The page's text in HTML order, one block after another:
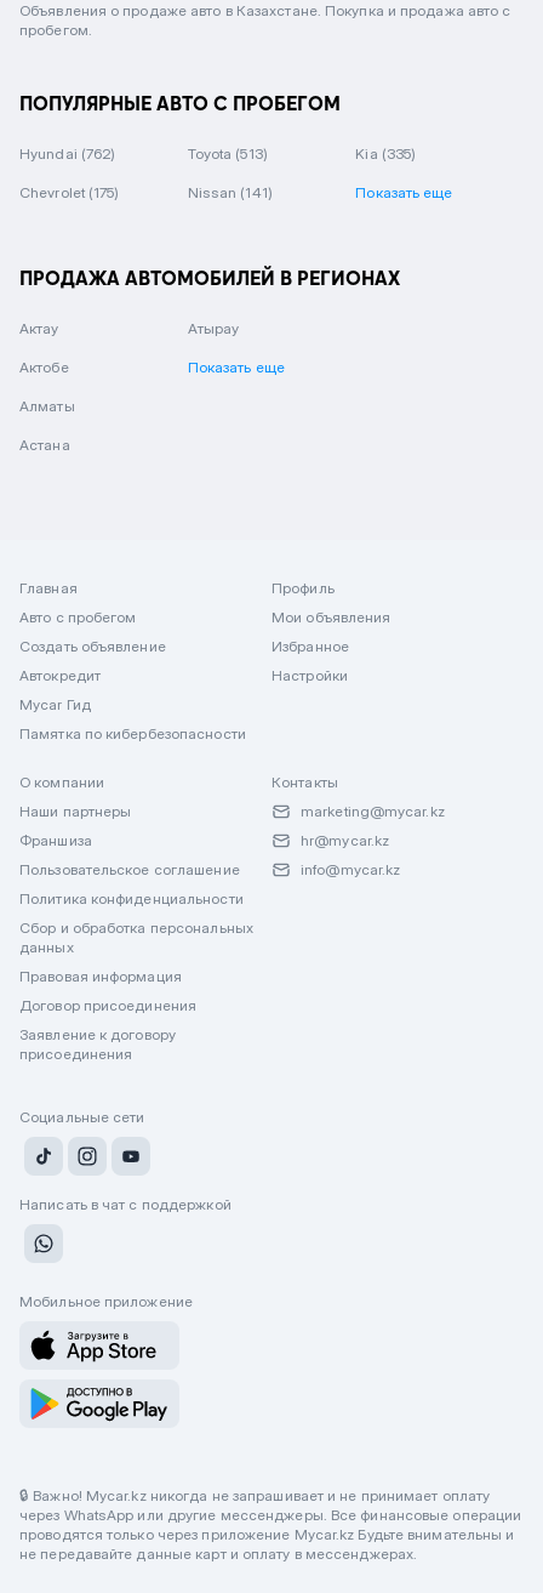
Объявления о продаже авто в Казахстане. Покупка и продажа авто с
пробегом.
ПОПУЛЯРНЫЕ АВТО С ПРОБЕГОМ
Hyundai (762) Toyota (513) Kia (335)
Chevrolet (175) Nissan (141) Показать еще
ПРОДАЖА АВТОМОБИЛЕЙ В РЕГИОНАХ
Актау
Актобе
Алматы
Астана
Атырау
Показать еще
Главная
Авто с пробегом
Создать объявление
Автокредит
Mycar Гид
Памятка по кибербезопасности
Профиль
Мои объявления
Избранное
Настройки
О компании
Наши партнеры
Франшиза
Пользовательское соглашение
Политика конфиденциальности
Сбор и обработка персональных
данных
Правовая информация
Договор присоединения
Заявление к договору
присоединения
Контакты
marketing@mycar.kz
hr@mycar.kz
info@mycar.kz
Социальные сети
Написать в чат с поддержкой
Мобильное приложение
🔒 Важно! Mycar.kz никогда не запрашивает и не принимает оплату
через WhatsApp или другие мессенджеры. Все финансовые операции
проводятся только через приложение Mycar.kz Будьте внимательны и
не передавайте данные карт и оплату в мессенджерах.